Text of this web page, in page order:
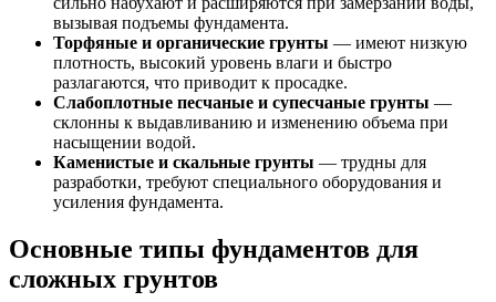
вызывая подъемы фундамента.
Торфяные и органические грунты — имеют низкую
плотность, высокий уровень влаги и быстро
разлагаются, что приводит к просадке.
Слабоплотные песчаные и супесчаные грунты —
склонны к выдавливанию и изменению объема при
насыщении водой.
Каменистые и скальные грунты — трудны для
разработки, требуют специального оборудования и
усиления фундамента.
Основные типы фундаментов для
сложных грунтов